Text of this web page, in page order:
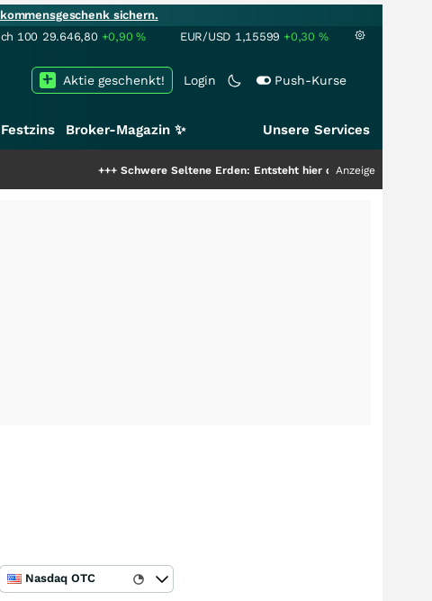
sichern.
100 29.646,80 +0,90% EUR/USD 1,15599 +0,30 %
Login Push-Kurse
Aktie geschenkt!
Festzins Broker-Magazin ✨ Unsere Services
Schwere Seltene Erden: Entsteht hier die nächste Milliardenstory?
Anzeige
Nasdaq OTC